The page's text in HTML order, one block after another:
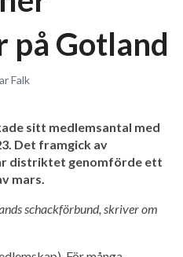
på Gotland
Falk
sitt medlemsantal med
Det framgick av
distriktet genomförde ett
mars.
schackförbund, skriver om